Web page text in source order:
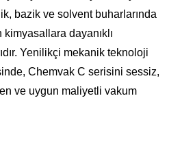
bazik ve solvent buharlarında
dayanıklı
Yenilikçi mekanik teknoloji
Chemvak C serisini sessiz,
ve uygun maliyetli vakum